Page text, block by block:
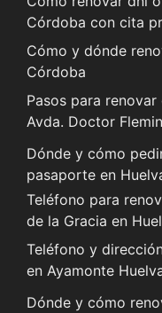
Córdoba con cita
Cómo y dónde
Córdoba
Pasos para
Avda. Doctor
Dónde y cómo
pasaporte en
Teléfono para
de la Gracia en
Teléfono y
en Ayamonte
Dónde y cómo